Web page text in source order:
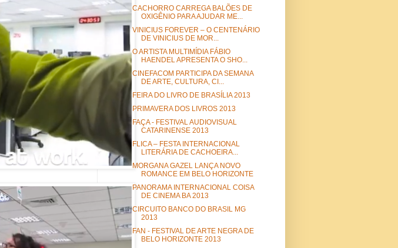
CACHORRO CARREGA BALÕES DE
OXIGÊNIO PARA AJUDAR ME...
VINICIUS FOREVER – O CENTENÁRIO
DE VINICIUS DE MOR...
O ARTISTA MULTIMÍDIA FÁBIO
HAENDEL APRESENTA O SHO...
CINEFACOM PARTICIPA DA SEMANA
DE ARTE, CULTURA, CI...
FEIRA DO LIVRO DE BRASÍLIA 2013
PRIMAVERA DOS LIVROS 2013
FAÇA - FESTIVAL AUDIOVISUAL
CATARINENSE 2013
FLICA – FESTA INTERNACIONAL
LITERÁRIA DE CACHOEIRA...
MORGANA GAZEL LANÇA NOVO
ROMANCE EM BELO HORIZONTE
PANORAMA INTERNACIONAL COISA
DE CINEMA BA 2013
CIRCUITO BANCO DO BRASIL MG
2013
FAN - FESTIVAL DE ARTE NEGRA DE
BELO HORIZONTE 2013